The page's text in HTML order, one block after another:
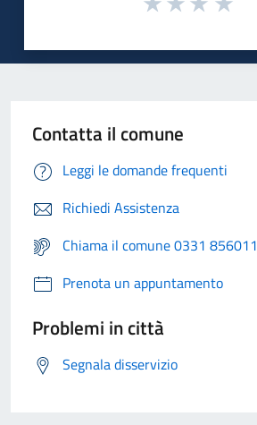
Contatta il comune
Leggi le domande frequenti
Richiedi Assistenza
Chiama il comune 0331 856011
Prenota un appuntamento
Problemi in città
Segnala disservizio